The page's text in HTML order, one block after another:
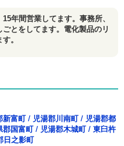
年間営業してます。事務所、
とをしてます。電化製品のリ
。
新富町/ 児湯郡川南町/ 児湯郡都
郡国富町/ 児湯郡木城町/ 東臼杵
日之影町